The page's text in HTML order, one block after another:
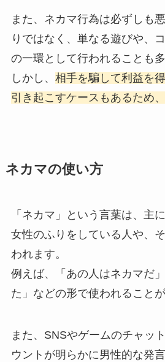
また、ネカマ行為は必ずしも
りではなく、単なる遊びや、
の一環として行われることも多
しかし、 相手を騙して利益を
引き起こすケースもあるため
ネカマの使い方
「ネカマ」という言葉は、主
女性のふりをしている人や、
われます。
例えば、「あの人はネカマだ
た」などの形で使われることが
また、SNSやゲームのチャッ
ウントが明らかに男性的な発